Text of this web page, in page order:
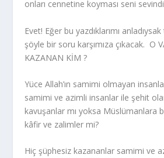
onları cennetine koyması seni
Evet! Eğer bu yazdıklarımı
şöyle bir soru karşımıza çıkacak. O
KAZANAN KİM ?
Yüce Allah’ın samimi olmayan
samimi ve azimli insanlar ile şehit
kavuşanlar mı yoksa Müslümanlara
kâfir ve zalimler mi?
Hiç şüphesiz kazananlar samimi ve